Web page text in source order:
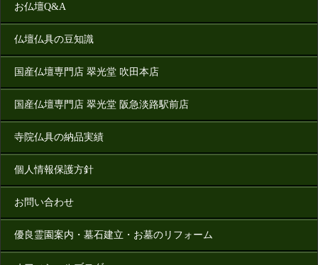
お仏壇Q&A
仏壇仏具の豆知識
国産仏壇専門店 翠光堂 吹田本店
国産仏壇専門店 翠光堂 阪急淡路駅前店
寺院仏具の納品実績
個人情報保護方針
お問い合わせ
優良霊園案内・墓石建立・お墓のリフォーム